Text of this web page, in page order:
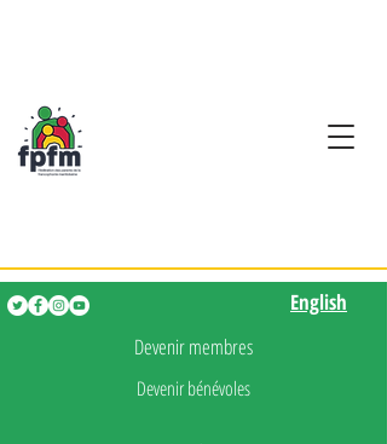
Devenir membres
Devenir bénévoles
English